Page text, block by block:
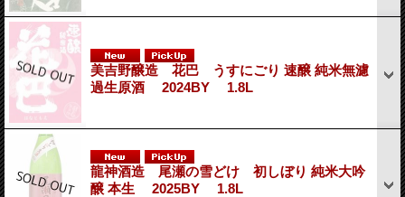
美吉野醸造 花巴 うすにごり 速醸 純米無濾
過生原酒 2024BY 1.8L
龍神酒造 尾瀬の雪どけ 初しぼり 純米大吟
醸 本生 2025BY 1.8L